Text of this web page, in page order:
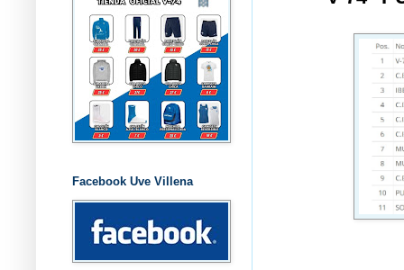
Facebook Uve Villena